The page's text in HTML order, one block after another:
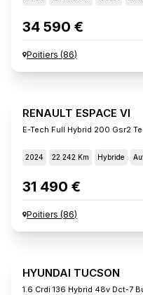
34 590 €
Poitiers (86)
RENAULT ESPACE VI
E-Tech Full Hybrid 200 Gsr2
2024 22 242 Km Hybride
31 490 €
Poitiers (86)
HYUNDAI TUCSON
1.6 Crdi 136 Hybrid 48v Dct-7